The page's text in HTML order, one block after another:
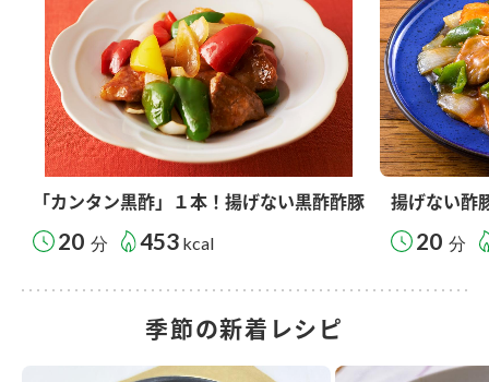
「カンタン黒酢」１本！揚げない黒酢酢豚
20 分 453 kcal
揚げない酢
20 分
季節の新着レシピ